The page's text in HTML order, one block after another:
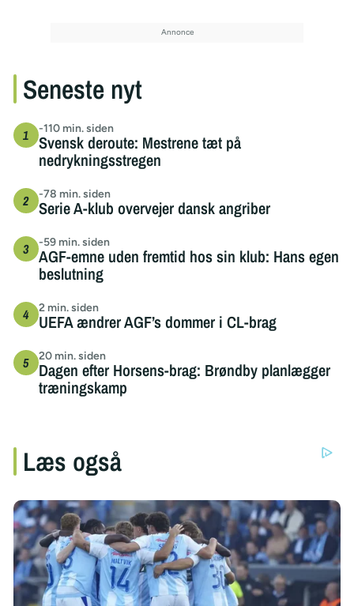
Seneste nyt
-110 min. siden
Svensk deroute: Mestrene tæt på
nedrykningsstregen
-78 min. siden
Serie A-klub overvejer dansk angriber
-59 min. siden
AGF-emne uden fremtid hos sin klub: Hans egen
beslutning
2 min. siden
UEFA ændrer AGF’s dommer i CL-brag
20 min. siden
Dagen efter Horsens-brag: Brøndby planlægger
træningskamp